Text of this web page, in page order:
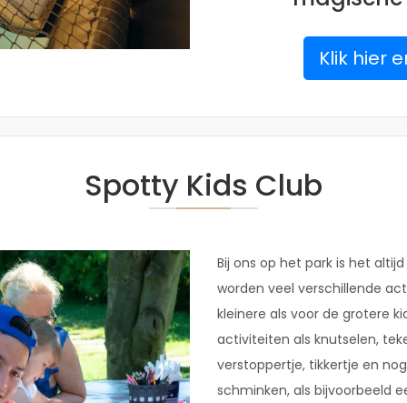
Klik hier
Spotty Kids Club
Bij ons op het park is het
worden veel verschillende
kleinere als voor de grotere
activiteiten als knutselen,
verstoppertje, tikkertje en
schminken, als bijvoorbeeld